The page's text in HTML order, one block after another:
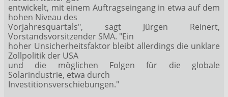
entwickelt, mit einem Auftragseingang in etwa auf dem
hohen Niveau des
Vorjahresquartals", sagt Jürgen Reinert,
Vorstandsvorsitzender SMA. "Ein
hoher Unsicherheitsfaktor bleibt allerdings die unklare
Zollpolitik der USA
und die möglichen Folgen für die globale
Solarindustrie, etwa durch
Investitionsverschiebungen."